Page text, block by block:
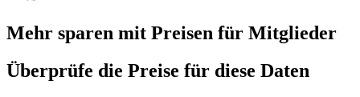
Mehr sparen mit Preisen für Mitglieder
Überprüfe die Preise für diese Daten